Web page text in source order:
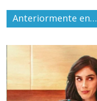
Anteriormente en…